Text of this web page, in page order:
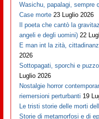
Wasichu, papalagi, sempre
Case morte 23 Luglio 2026
Il poeta che cantò la
angeli e degli uomini) 22
E man int la zità,
2026
Sottopagati, sporchi e
Luglio 2026
Nostalgie horror
riemersioni perturbanti 19
Le tristi storie delle morti
Storie di metamorfosi e di